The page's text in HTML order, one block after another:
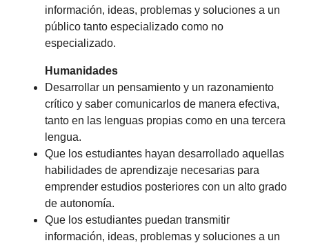
información, ideas, problemas y soluciones a un
público tanto especializado como no
especializado.
Humanidades
Desarrollar un pensamiento y un razonamiento
crítico y saber comunicarlos de manera efectiva,
tanto en las lenguas propias como en una tercera
lengua.
Que los estudiantes hayan desarrollado aquellas
habilidades de aprendizaje necesarias para
emprender estudios posteriores con un alto grado
de autonomía.
Que los estudiantes puedan transmitir
información, ideas, problemas y soluciones a un